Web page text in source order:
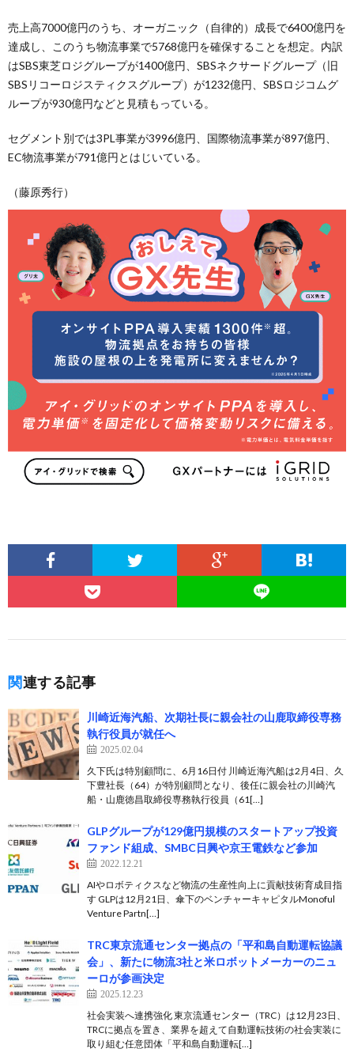
売上高7000億円のうち、オーガニック（自律的）成長で6400億円を
達成し、このうち物流事業で5768億円を確保することを想定。内訳
はSBS東芝ロジグループが1400億円、SBSネクサードグループ（旧
SBSリコーロジスティクスグループ）が1232億円、SBSロジコムグ
ループが930億円などと見積もっている。
セグメント別では3PL事業が3996億円、国際物流事業が897億円、
EC物流事業が791億円とはじいている。
（藤原秀行）
関連する記事
川崎近海汽船、次期社長に親会社の山鹿取締役専務
執行役員が就任へ
2025.02.04
久下氏は特別顧問に、6月16日付 川崎近海汽船は2月4日、久
下豊社長（64）が特別顧問となり、後任に親会社の川崎汽
船・山鹿徳昌取締役専務執行役員（61[…]
GLPグループが129億円規模のスタートアップ投資
ファンド組成、SMBC日興や京王電鉄など参加
2022.12.21
AIやロボティクスなど物流の生産性向上に貢献技術育成目指
す GLPは12月21日、傘下のベンチャーキャピタルMonoful
Venture Partn[…]
TRC東京流通センター拠点の「平和島自動運転協議
会」、新たに物流3社と米ロボットメーカーのニュ
ーロが参画決定
2025.12.23
社会実装へ連携強化 東京流通センター（TRC）は12月23日、
TRCに拠点を置き、業界を超えて自動運転技術の社会実装に
取り組む任意団体「平和島自動運転[…]